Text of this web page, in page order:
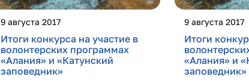
9 августа 2017
Итоги конкурса на участие в
волонтерских программах
«Алания» и «Катунский
заповедник»
9 августа 2017
Итоги
«Алания» и
заповедник»